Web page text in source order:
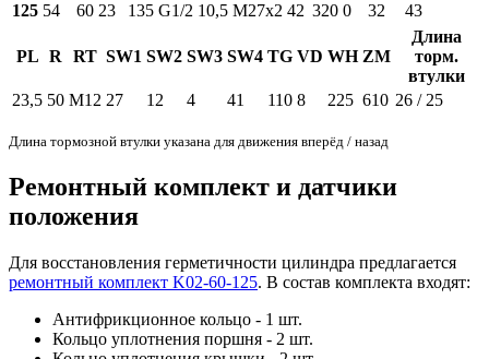
125 54 60 23 135 G1/2 10,5 M27x2 42 320 0 32 43
PL R RT SW1 SW2 SW3 SW4 TG VD WH ZM
Длина
торм.
втулки
23,5 50 M12 27 12 4 41 110 8 225 610 26 / 25
Длина тормозной втулки указана для движения вперёд / назад
Ремонтный комплект и датчики
положения
Для восстановления герметичности цилиндра предлагается
ремонтный комплект K02-60-125. В состав комплекта входят:
Антифрикционное кольцо - 1 шт.
Кольцо уплотнения поршня - 2 шт.